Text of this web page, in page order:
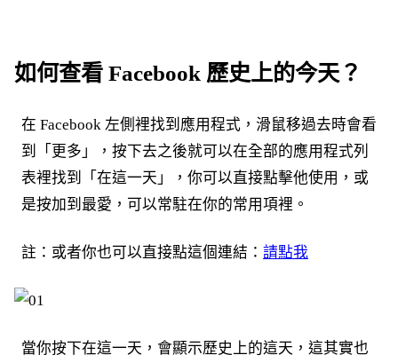
如何查看 Facebook 歷史上的今天？
在 Facebook 左側裡找到應用程式，滑鼠移過去時會看
到「更多」，按下去之後就可以在全部的應用程式列
表裡找到「在這一天」，你可以直接點擊他使用，或
是按加到最愛，可以常駐在你的常用項裡。
註：或者你也可以直接點這個連結： 請點我
當你按下在這一天，會顯示歷史上的這天，這其實也